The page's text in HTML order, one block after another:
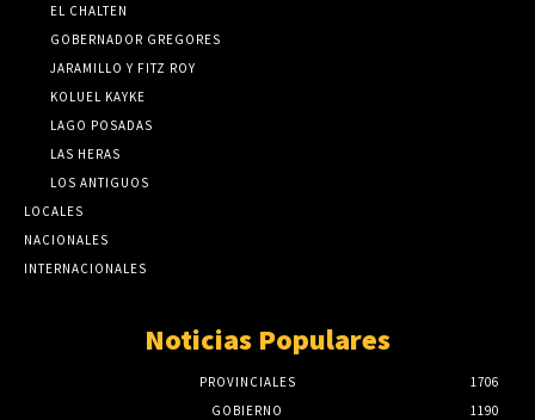
EL CHALTEN
GOBERNADOR GREGORES
JARAMILLO Y FITZ ROY
KOLUEL KAYKE
LAGO POSADAS
LAS HERAS
LOS ANTIGUOS
LOCALES
NACIONALES
INTERNACIONALES
Noticias Populares
PROVINCIALES
1706
GOBIERNO
1190